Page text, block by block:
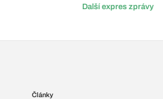
Další expres zprávy
Články